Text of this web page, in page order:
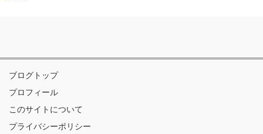
ブログトップ
プロフィール
このサイトについて
プライバシーポリシー